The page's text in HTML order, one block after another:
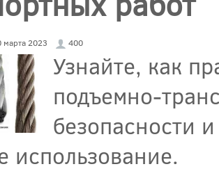
марта 2023 400
Узнайте, как
подъемно-
безопасности
использование.